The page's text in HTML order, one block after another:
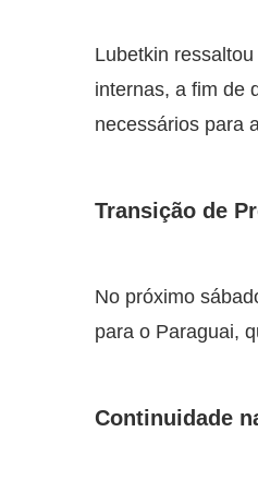
Lubetkin
internas, a fim de
necessários para
Transição de
No próximo
para o Paraguai,
Continuidade